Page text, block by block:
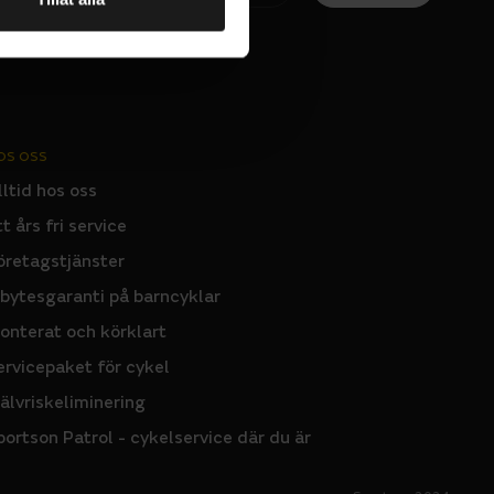
OSS
hos oss
års fri service
på barncyklar
och körklart
för cykel
Patrol - cykelservice där du är